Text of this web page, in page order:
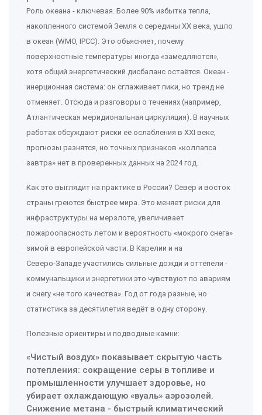
Роль океана - ключевая. Более 90% избытка тепла,
накопленного системой Земля с середины XX века, ушло
в океан (WMO, IPCC). Это объясняет, почему
поверхностные температуры иногда «замедляются»,
хотя общий энергетический дисбаланс остаётся. Океан -
инерционная система: он сглаживает пики, но тренд не
отменяет. Отсюда и разговоры о течениях (например,
Атлантическая меридиональная циркуляция). В научных
работах обсуждают риски её ослабления в XXI веке;
прогнозы разнятся, но точных признаков «коллапса
завтра» нет в проверенных данных на 2024 год.
Как это выглядит на практике в России? Север и восток
страны греются быстрее мира. Это меняет риски для
инфраструктуры на мерзлоте, увеличивает
пожароопасность летом и вероятность «мокрого снега»
зимой в европейской части. В Карелии и на
Северо‑Западе участились сильные дожди и оттепели -
коммунальщики и энергетики это чувствуют по авариям
и снегу «не того качества». Год от года разные, но
статистика за десятилетия ведёт в одну сторону.
Полезные ориентиры и подводные камни:
«Чистый воздух» показывает скрытую часть
потепления: сокращение серы в топливе и
промышленности улучшает здоровье, но
убирает охлаждающую «вуаль» аэрозолей.
Снижение метана - быстрый климатический